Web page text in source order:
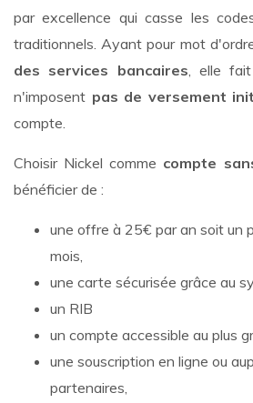
par excellence qui casse les
traditionnels. Ayant pour mot
des services bancaires , elle
n'imposent pas de versement
compte.
Choisir Nickel comme compte
bénéficier de :
une offre à 25€ par an soit un
mois,
une carte sécurisée grâce au
un RIB
un compte accessible au plus
une souscription en ligne ou
partenaires,